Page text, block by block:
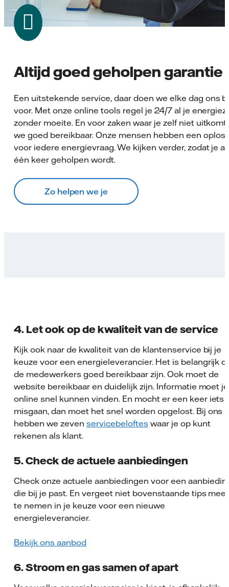
Altijd goed geholpen garantie
Een uitstekende service, daar doen we elke dag ons
voor. Met onze online tools regel je 24/7 al je
zonder moeite. En voor zaken waar je zelf niet
we goed bereikbaar. Onze mensen hebben een
voor iedere energievraag. We kijken verder, zodat je
één keer geholpen wordt.
Zo helpen we je
4. Let ook op de kwaliteit van de service
Kijk ook naar de kwaliteit van de klantenservice bij je
keuze voor een energieleverancier. Het is belangrijk
de medewerkers goed bereikbaar zijn. Ook moet de
website bereikbaar en duidelijk zijn. Informatie moet je
online snel kunnen vinden. En mocht er een keer iets
misgaan, dan moet het snel worden opgelost. Bij ons
hebben we zeven servicebelofteswaar je op kunt
rekenen als klant.
5. Check de actuele aanbiedingen
Check onze actuele aanbiedingen voor een
die bij je past. En vergeet niet bovenstaande tips mee
te nemen in je keuze voor een nieuwe
energieleverancier.
Bekijk ons aanbod
6. Stroom en gas samen of apart